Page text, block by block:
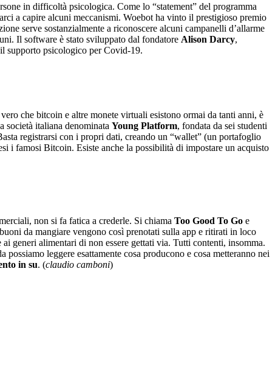
in difficoltà psicologica. Come lo “statement” del programma
a capire alcuni meccanismi. Woebot ha vinto il prestigioso premio
serve sostanzialmente a riconoscere alcuni campanelli d’allarme
Il software è stato sviluppato dal fondatore Alison Darcy,
supporto psicologico per Covid-19.
vero che bitcoin e altre monete virtuali esistono ormai da tanti anni, è
società italiana denominata Young Platform, fondata da sei studenti
registrarsi con i propri dati, creando un “wallet” (un portafoglio
i famosi Bitcoin. Esiste anche la possibilità di impostare un acquisto
non si fa fatica a crederle. Si chiama Too Good To Go e
da mangiare vengono così prenotati sulla app e ritirati in loco
generi alimentari di non essere gettati via. Tutti contenti, insomma.
leggere esattamente cosa producono e cosa metteranno nei
in su. (claudio camboni)